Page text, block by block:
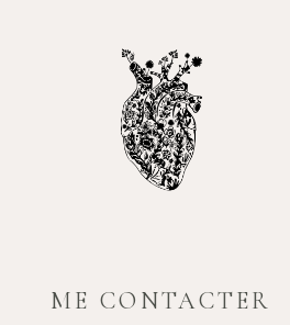
ME CONTACTER